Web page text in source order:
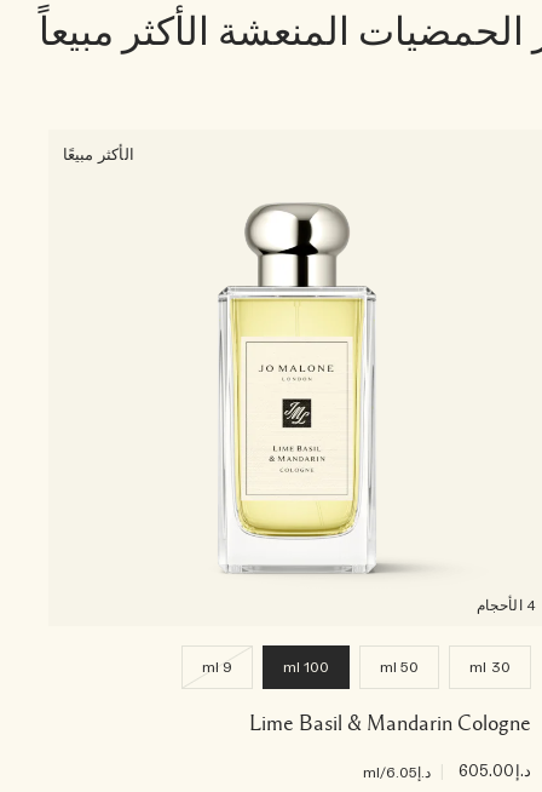
المنعشة الأكثر مبيعاً
الأكثر مبيعًا
4 الأحجام
30 ml
50 ml
100 ml
9 ml
Lime Basil & Mandarin Cologne
د.إ605.00 د.إ6.05 /ml